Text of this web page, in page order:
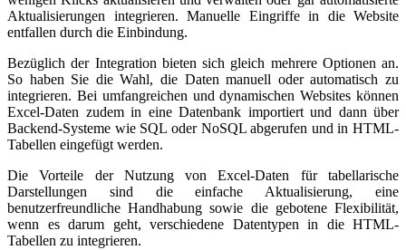
Aktualisierungen integrieren. Manuelle Eingriffe in die Website
entfallen durch die Einbindung.
Bezüglich der Integration bieten sich gleich mehrere Optionen an.
So haben Sie die Wahl, die Daten manuell oder automatisch zu
integrieren. Bei umfangreichen und dynamischen Websites können
Excel-Daten zudem in eine Datenbank importiert und dann über
Backend-Systeme wie SQL oder NoSQL abgerufen und in HTML-
Tabellen eingefügt werden.
Die Vorteile der Nutzung von Excel-Daten für tabellarische
Darstellungen sind die einfache Aktualisierung, eine
benutzerfreundliche Handhabung sowie die gebotene Flexibilität,
wenn es darum geht, verschiedene Datentypen in die HTML-
Tabellen zu integrieren.